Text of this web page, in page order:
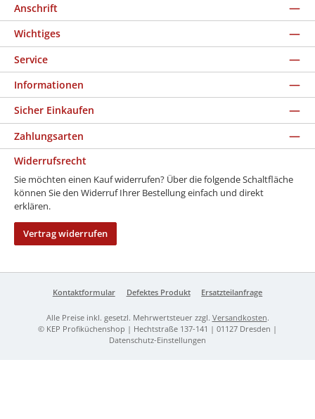
Anschrift
Wichtiges
Service
Informationen
Sicher Einkaufen
Zahlungsarten
Widerrufsrecht
Sie möchten einen Kauf widerrufen? Über die folgende Schaltfläche
können Sie den Widerruf Ihrer Bestellung einfach und direkt
erklären.
Vertrag widerrufen
Kontaktformular Defektes Produkt Ersatzteilanfrage
Alle Preise inkl. gesetzl. Mehrwertsteuer zzgl. Versandkosten.
© KEP Profiküchenshop | Hechtstraße 137-141 | 01127 Dresden |
Datenschutz-Einstellungen